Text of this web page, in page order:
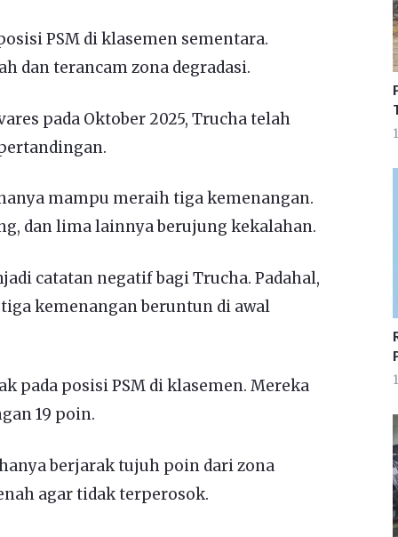
PSM di klasemen sementara.
dan terancam zona degradasi.
pada Oktober 2025, Trucha telah
mampu meraih tiga kemenangan.
dan lima lainnya berujung kekalahan.
catatan negatif bagi Trucha. Padahal,
kemenangan beruntun di awal
pada posisi PSM di klasemen. Mereka
19 poin.
berjarak tujuh poin dari zona
agar tidak terperosok.